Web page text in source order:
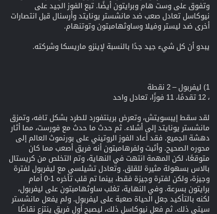
وتفوق على وست هام وبرايتون أيضًا. تبع الفوز الجيد على
نيوكاسل تعادل صعب ضد مانشستر يونايتد وأرسنال قبل انتصارات
أخرى ضد ليستر وفيلا وساوثهامبتون وتوتنهام.
يبدو أن كل شيء جيد جدًا بالنسبة لإينزو ماريسكا وشركته.
1) ليفربول – 2 نقطة
، 12 تقدمًا، 11 فوزًا، تعادل واحد
لقد سقط إيبسويتش، وتعرض برينتفورد للطرد بشكل تافه، وتمزق
مانشستر يونايتد إلى أشلاء. ثم حدث ما حدث مع فورست، مما أثار
دهشة الجميع. فقد أعاد الفوز الروتيني على بورنموث العالم إلى
محوره الصحيح. وأثبت ولفرهامبتون أنه فريق أصعب مما كان
متوقعًا، لكن المهمة انتهت في النهاية، وتم التخلص من كريستال
بالاس بسهولة مثيرة للقلق. وتعادل تشيلسي مع ليفربول لفترة
وجيزة، ولكن لفترة وجيزة فقط، بينما تم قلب تأخره 1-0 أمام
برايتون بسرعة. وفي النهاية، تغلب ساوثهامبتون على ليفربول،
لكنه بالتأكيد جعل الحياة صعبة على ليفربول. ولم يفعل مانشستر
سيتي ذلك. ثم فعل نيوكاسل ذلك، ليصبح أول فريق ينتزع نقاطًا